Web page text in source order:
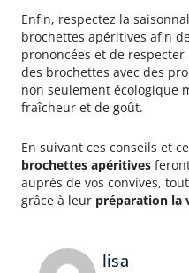
Enfin, respectez la
brochettes apéritives afin
prononcées et de respecter
des brochettes avec des
non seulement écologique
fraîcheur et de goût.
En suivant ces conseils et
brochettes apéritives
auprès de vos convives,
grâce à leur préparation la
lisa